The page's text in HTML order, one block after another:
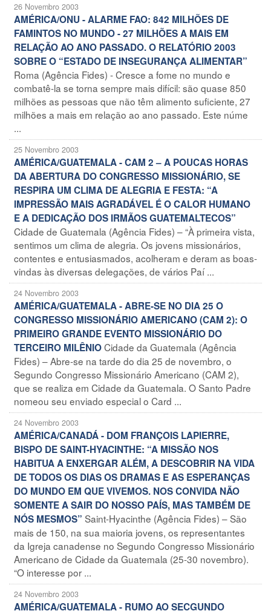
26 Novembro 2003
AMÉRICA/ONU - ALARME FAO: 842 MILHÕES DE
FAMINTOS NO MUNDO - 27 MILHÕES A MAIS EM
RELAÇÃO AO ANO PASSADO. O RELATÓRIO 2003
SOBRE O “ESTADO DE INSEGURANÇA ALIMENTAR”
Roma (Agência Fides) - Cresce a fome no mundo e
combatê-la se torna sempre mais difícil: são quase 850
milhões as pessoas que não têm alimento suficiente, 27
milhões a mais em relação ao ano passado. Este núme
...
25 Novembro 2003
AMÉRICA/GUATEMALA - CAM 2 – A POUCAS HORAS
DA ABERTURA DO CONGRESSO MISSIONÁRIO, SE
RESPIRA UM CLIMA DE ALEGRIA E FESTA: “A
IMPRESSÃO MAIS AGRADÁVEL É O CALOR HUMANO
E A DEDICAÇÃO DOS IRMÃOS GUATEMALTECOS”
Cidade de Guatemala (Agência Fides) – “À primeira vista,
sentimos um clima de alegria. Os jovens missionários,
contentes e entusiasmados, acolheram e deram as boas-
vindas às diversas delegações, de vários Paí ...
24 Novembro 2003
AMÉRICA/GUATEMALA - ABRE-SE NO DIA 25 O
CONGRESSO MISSIONÁRIO AMERICANO (CAM 2): O
PRIMEIRO GRANDE EVENTO MISSIONÁRIO DO
TERCEIRO MILÊNIOCidade da Guatemala (Agência
Fides) – Abre-se na tarde do dia 25 de novembro, o
Segundo Congresso Missionário Americano (CAM 2),
que se realiza em Cidade da Guatemala. O Santo Padre
nomeou seu enviado especial o Card ...
24 Novembro 2003
AMÉRICA/CANADÁ - DOM FRANÇOIS LAPIERRE,
BISPO DE SAINT-HYACINTHE: “A MISSÃO NOS
HABITUA A ENXERGAR ALÉM, A DESCOBRIR NA VIDA
DE TODOS OS DIAS OS DRAMAS E AS ESPERANÇAS
DO MUNDO EM QUE VIVEMOS. NOS CONVIDA NÃO
SOMENTE A SAIR DO NOSSO PAÍS, MAS TAMBÉM DE
NÓS MESMOS” Saint-Hyacinthe (Agência Fides) – São
mais de 150, na sua maioria jovens, os representantes
da Igreja canadense no Segundo Congresso Missionário
Americano de Cidade da Guatemala (25-30 novembro).
“O interesse por ...
24 Novembro 2003
AMÉRICA/GUATEMALA - RUMO AO SECGUNDO